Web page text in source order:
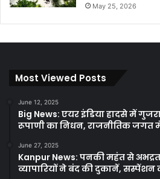
May 25, 2026
Most Viewed Posts
June 12, 2025
Big News: एयर इंडिया हादसे में
रूपाणी का निधन, राजनीतिक जगत
June 27, 2025
Kanpur News: पनकी महंत से
व्यापारियों ने बंद की दुकानें, सस्पेंशन